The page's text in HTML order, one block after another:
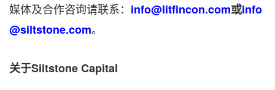
媒体及合作咨询请联系： info@litfincon.com或info
@siltstone.com。
关于Siltstone Capital